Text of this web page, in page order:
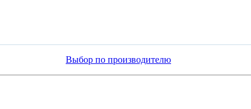
Выбор по производителю